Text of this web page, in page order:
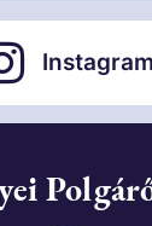
Instagram